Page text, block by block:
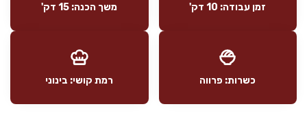
זמן עבודה: 10 דק' משך הכנה: 15 דק'
כשרות: פרווה רמת קושי: בינוני